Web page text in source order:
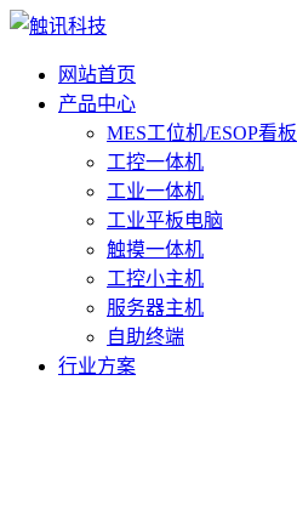
网站首页
产品中心
MES工位机/ESOP看板
工控一体机
工业一体机
工业平板电脑
触摸一体机
工控小主机
服务器主机
自助终端
行业方案